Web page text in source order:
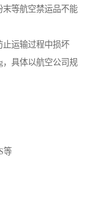
等航空禁运品不能
运输过程中损坏
具体以航空公司规
等